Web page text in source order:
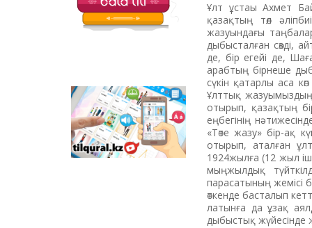
балаларға арналған
қызықты тапсырмалар
мен қазақ тіліндегі
Tilqural.kz –
мемлекеттік тілді
деңгейлеп үйренуге
арналған веб-
сервис. Сайтта А1
Ұлт ұстаы Ахмет
қазақтың төл
жазуындағы
дыбысталған сөзді,
де, бір егейі де,
арабтың бірнеше
сүкін қатарлы аса
Ұлттық жазуымыздың
отырып, қазақтың
еңбегінің
«Төте жазу» бір-ақ
отырып, аталған
1924жылға (12 жыл
мыңжылдық
парасатының жемісі
өткенде басталып
латынға да ұзақ
дыбыстық жүйесінде